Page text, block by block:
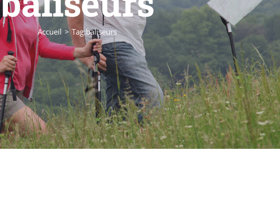
Accueil Tag:baliseurs